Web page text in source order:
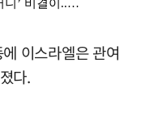
이스라엘은 관여
다.